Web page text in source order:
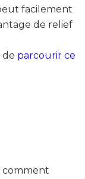
facilement
de relief
de parcourir ce
comment